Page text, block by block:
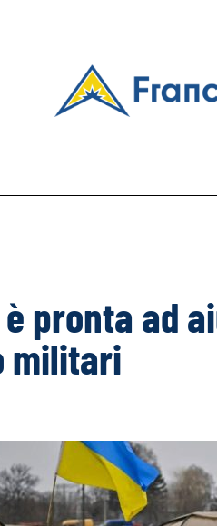
pronta ad
militari